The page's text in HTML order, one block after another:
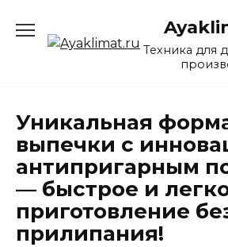
содержанию
Техника для
Уникальная
выпечки с
антипригарным
— быстрое и
приготовление
прилипания!